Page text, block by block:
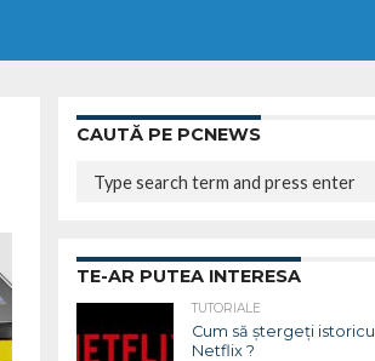
CAUTĂ PE PCNEWS
TE-AR PUTEA INTERESA
TUTORIALE
Cum să ștergeți istoricul
Netflix ?